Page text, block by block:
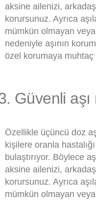
aksine ailenizi,
korursunuz. Ayrıca
mümkün olmayan
nedeniyle aşının
özel korumaya
Güvenli
Özellikle üçüncü doz
kişilere oranla
bulaştırıyor. Böylece
aksine ailenizi,
korursunuz. Ayrıca
mümkün olmayan